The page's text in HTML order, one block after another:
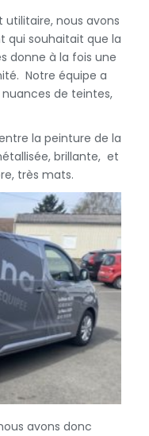
utilitaire, nous avons
qui souhaitait que la
donne à la fois une
Notre équipe a
de teintes,
la peinture de la
brillante, et
très mats.
avons donc